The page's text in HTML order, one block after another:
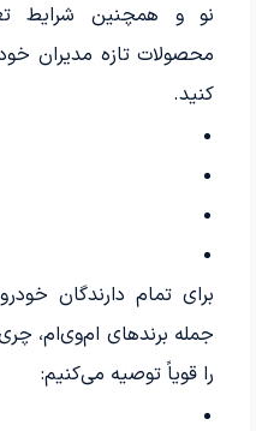
نو و همچنین شرایط
محصولات تازه مدیران
کنید.
برای تمام دارندگان
جمله برندهای ام‌وی‌ام،
را قویاً توصیه می‌کنیم: